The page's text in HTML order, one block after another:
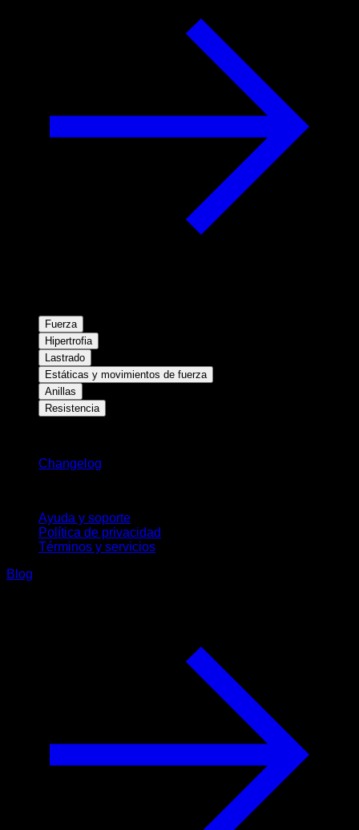
Fuerza
Hipertrofia
Lastrado
Estáticas y movimientos de fuerza
Anillas
Resistencia
Changelog
Ayuda y soporte
Política de privacidad
Términos y servicios
Blog